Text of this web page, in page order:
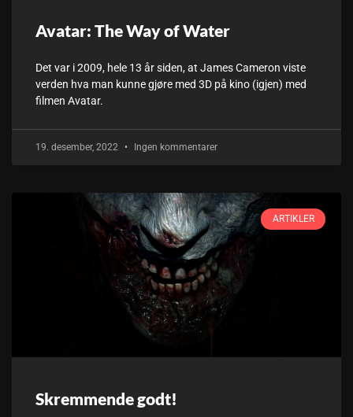
Avatar: The Way of Water
Det var i 2009, hele 13 år siden, at James Cameron viste
verden hva man kunne gjøre med 3D på kino (igjen) med
filmen Avatar.
19. desember, 2022 Ingen kommentarer
ARTIKLER
Skremmende godt!